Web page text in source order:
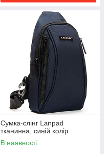
Сумка-слінг Lanpad
тканинна, синій колір
В наявності